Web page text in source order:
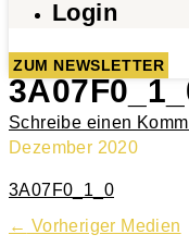
Login
ZUM NEWSLETTER
Schreibe einen
Dezember 2020
3A07F0_1_0
← Vorheriger Medien